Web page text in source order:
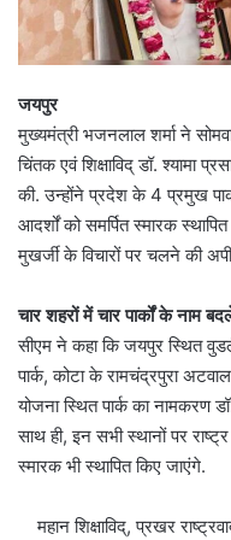
जयपुर
मुख्यमंत्री भजनलाल शर्मा ने
चिंतक एवं शिक्षाविद् डॉ. श्यामा
की. उन्होंने प्रदेश के 4 प्रमुख
आदर्शों को समर्पित स्मारक
मुखर्जी के विचारों पर चलने की
चार शहरों में चार पार्कों के नाम
सीएम ने कहा कि जयपुर स्थित
पार्क, कोटा के रामचंद्रपुरा
योजना स्थित पार्क का नामकरण
साथ ही, इन सभी स्थानों पर
स्मारक भी स्थापित किए जाएंगे.
महान शिक्षाविद्, प्रखर